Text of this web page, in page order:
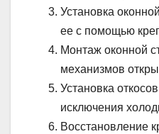
Установка
ее с помощью
Монтаж оконной
механизмов
Установка
исключения
Восстановление